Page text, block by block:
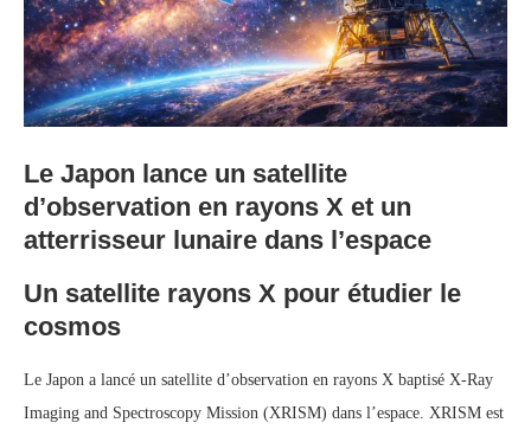
Le Japon lance un satellite
d’observation en rayons X et un
atterrisseur lunaire dans l’espace
Un satellite rayons X pour étudier le
cosmos
Le Japon a lancé un satellite d’observation en rayons X baptisé X-Ray
Imaging and Spectroscopy Mission (XRISM) dans l’espace. XRISM est